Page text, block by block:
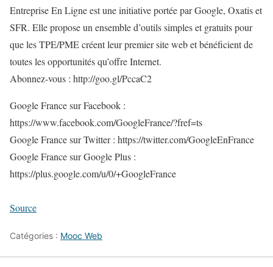
Entreprise En Ligne est une initiative portée par Google, Oxatis et
SFR. Elle propose un ensemble d’outils simples et gratuits pour
que les TPE/PME créent leur premier site web et bénéficient de
toutes les opportunités qu’offre Internet.
Abonnez-vous : http://goo.gl/PccaC2
Google France sur Facebook :
https://www.facebook.com/GoogleFrance/?fref=ts
Google France sur Twitter : https://twitter.com/GoogleEnFrance
Google France sur Google Plus :
https://plus.google.com/u/0/+GoogleFrance
Source
Catégories : Mooc Web